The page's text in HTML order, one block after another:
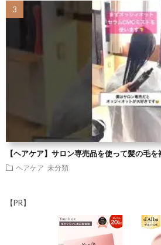
【ヘアケア】サロン専売品を使って髪の毛
ヘアケア 未分類
【PR】